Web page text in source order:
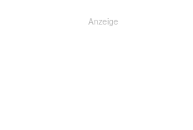
Anzeige